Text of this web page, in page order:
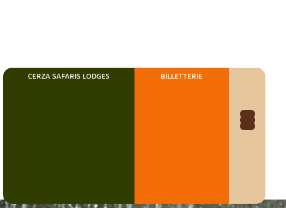
CERZA SAFARIS LODGES BILLETTERIE